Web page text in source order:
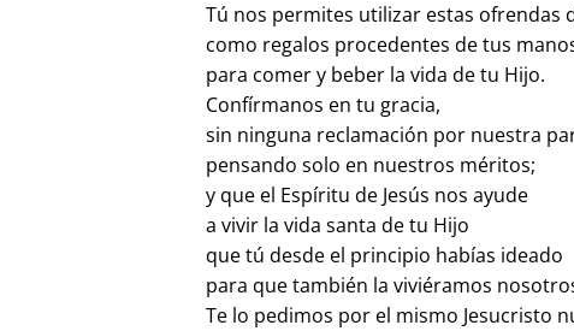
Tú nos permites utilizar estas ofrendas
como regalos procedentes de tus
para comer y beber la vida de tu Hijo.
Confírmanos en tu gracia,
sin ninguna reclamación por nuestra
pensando solo en nuestros méritos;
y que el Espíritu de Jesús nos ayude
a vivir la vida santa de tu Hijo
que tú desde el principio habías ideado
para que también la viviéramos
Te lo pedimos por el mismo Jesucristo